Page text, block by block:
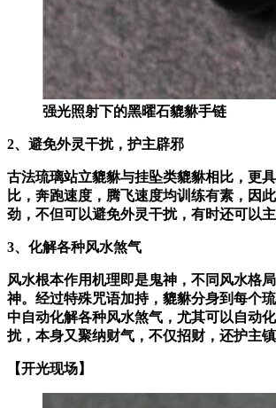
强光照射下的黑曜石貔貅手链
2、避免外灵干扰，护主辟邪
古法琉璃站立貔貅与挂坠类貔貅相比，更
比，奔跑速度，腾飞速度均训练有素，因
劲，不但可以避免外灵干扰，有时还可以主
3、化解各种风水煞气
风水根本作用机理即是鬼神，不同风水格
神。经过特殊咒语加持，貔貅分身到每个琉
中自动化解各种风水煞气，尤其可以自动
扰，本身又聚纳财气，不仅招财，还护主镇
【开光现场】